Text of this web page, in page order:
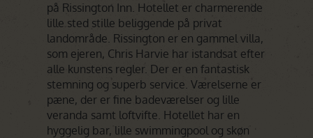
på Rissington Inn. Hotellet er charmerende
lille sted stille beliggende på privat
landområde. Rissington er en gammel villa,
som ejeren, Chris Harvie har istandsat efter
alle kunstens regler. Der er en fantastisk
stemning og superb service. Værelserne er
pæne, der er fine badeværelser og lille
veranda samt loftvifte. Hotellet har en
hyggelig bar, lille swimmingpool og skøn